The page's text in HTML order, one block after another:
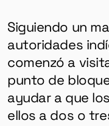
Siguiendo un
autoridades
comenzó a
punto de
ayudar a que
ellos a dos o